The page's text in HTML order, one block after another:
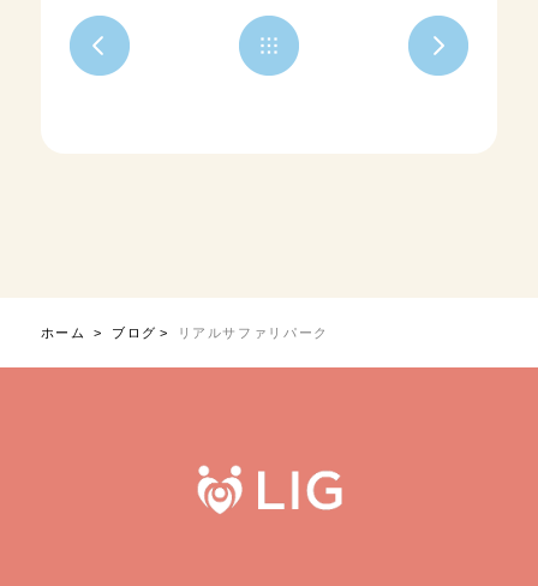
ホーム ブログ リアルサファリパーク